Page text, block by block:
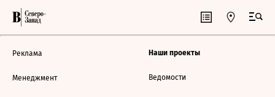
Реклама
Менеджмент
Наши проекты
Ведомости